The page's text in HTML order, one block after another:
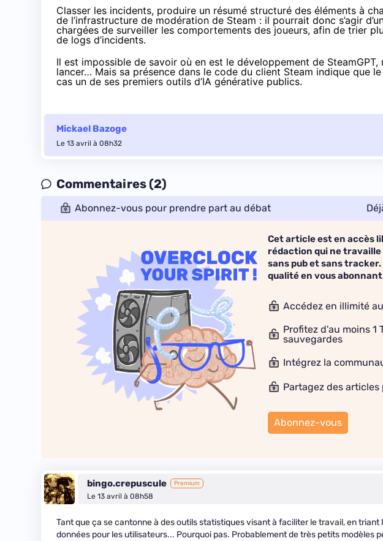
Classer les incidents, produire un résumé structuré des éléments à
de l’infrastructure de modération de Steam : il pourrait donc s’agir
chargées de surveiller les comportements des joueurs, afin de trier
de logs d’incidents.
Il est impossible de savoir où en est le développement de
lancer… Mais sa présence dans le code du client Steam indique que
cas un de ses premiers outils d’IA générative publics.
Mickael Bazoge
Le 13 avril à 08h32
Commentaires (2)
Abonnez-vous pour prendre part au débat
Cet article est en accès
rédaction qui ne travaille
sans pub et sans
qualité en vous
Accédez en illimité
Profitez d'au moins 1
sauvegardes
Intégrez la
Partagez des
Abonnez-vous
bingo.crepuscule Premium
Le 13 avril à 08h58
Tant que ça se cantonne à des outils statistiques visant à faciliter le travail, en
données pour les utilisateurs... Pourquoi pas. Probablement de très petits modèles